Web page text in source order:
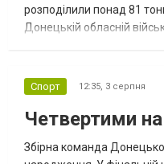
розподілили понад 81
Донецькій обласній
Спорт 12:35, 3 серпня
Четвертими на
Збірна команда